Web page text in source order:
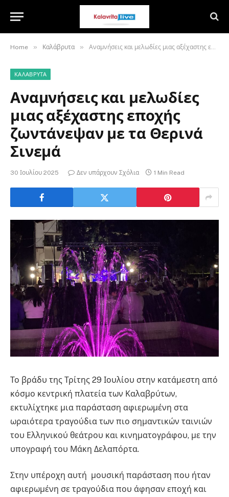
Home » Καλάβρυτα » Αναμνήσεις και μελωδίες μιας αξέχαστης εποχής ζωντάνεψαν με τα Θερινά Σινεμά
ΚΑΛΆΒΡΥΤΑ
Αναμνήσεις και μελωδίες
μιας αξέχαστης εποχής
ζωντάνεψαν με τα Θερινά
Σινεμά
30 Ιουλίου 2025 Δεν υπάρχουν Σχόλια 1 Min Read
Το βράδυ της Τρίτης 29 Ιουλίου στην κατάμεστη από
κόσμο κεντρική πλατεία των Καλαβρύτων,
εκτυλίχτηκε μια παράσταση αφιερωμένη στα
ωραιότερα τραγούδια των πιο σημαντικών ταινιών
του Ελληνικού θεάτρου και κινηματογράφου, με την
υπογραφή του Μάκη Δελαπόρτα.
Στην υπέροχη αυτή μουσική παράσταση που ήταν
αφιερωμένη σε τραγούδια που άφησαν εποχή και